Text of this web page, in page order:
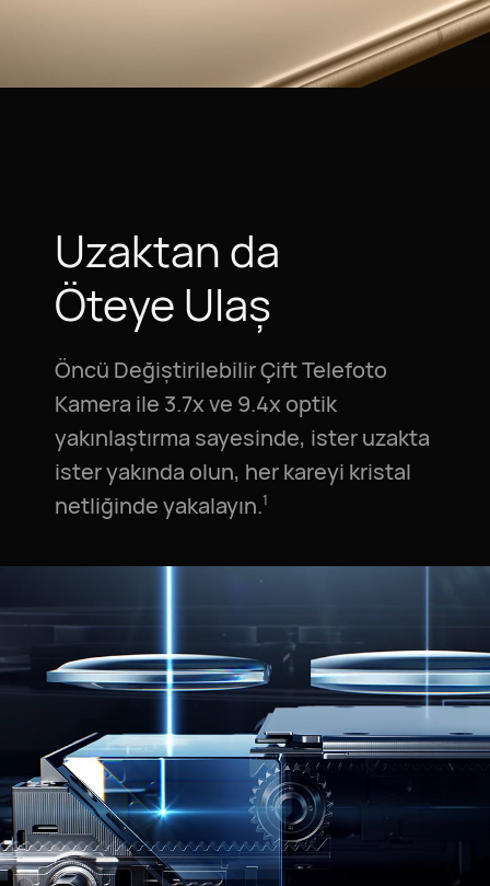
Uzaktan da
Öteye Ulaş
Öncü Değiştirilebilir Çift Telefoto
Kamera ile 3.7x ve 9.4x optik
yakınlaştırma sayesinde, ister uzakta
ister yakında olun, her kareyi kristal
netliğinde yakalayın.⁠1